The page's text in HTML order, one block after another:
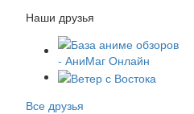
Наши друзья
Все друзья